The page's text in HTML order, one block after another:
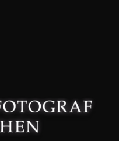
–Impressum